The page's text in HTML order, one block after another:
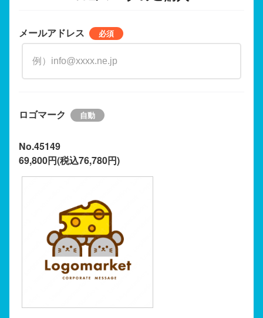
メールアドレス
ロゴマーク
No.45149
69,800円(税込76,780円)